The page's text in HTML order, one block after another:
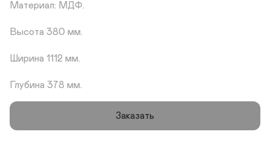
Материал: МДФ.
Высота 380 мм.
Ширина 1112 мм.
Глубина 378 мм.
Заказать